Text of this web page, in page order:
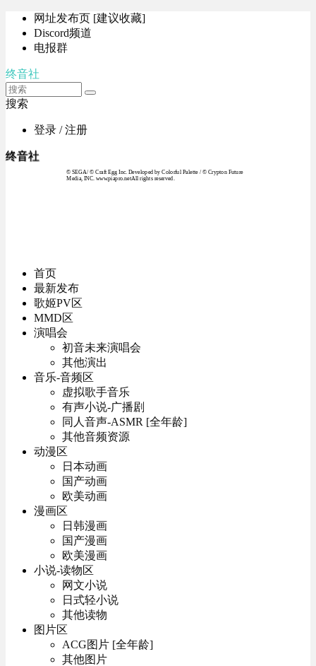
网址发布页 [建议收藏]
Discord频道
电报群
终音社
搜索
登录 / 注册
终音社
© SEGA / © Craft Egg Inc. Developed by Colorful Palette / © Crypton Future
Media, INC. www.piapro.netAll rights reserved.
首页
最新发布
歌姬PV区
MMD区
演唱会
初音未来演唱会
其他演出
音乐-音频区
虚拟歌手音乐
有声小说-广播剧
同人音声-ASMR [全年龄]
其他音频资源
动漫区
日本动画
国产动画
欧美动画
漫画区
日韩漫画
国产漫画
欧美漫画
小说-读物区
网文小说
日式轻小说
其他读物
图片区
ACG图片 [全年龄]
其他图片